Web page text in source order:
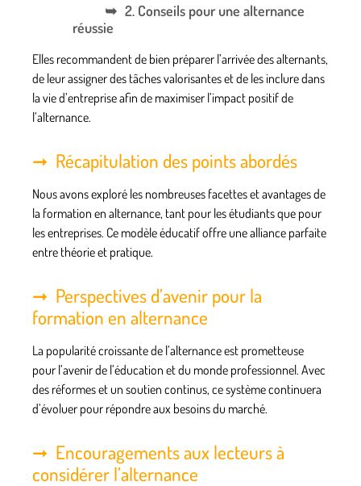
2. Conseils pour une alternance
réussie
Elles recommandent de bien préparer l’arrivée des alternants,
de leur assigner des tâches valorisantes et de les inclure dans
la vie d’entreprise afin de maximiser l’impact positif de
l’alternance.
Récapitulation des points abordés
Nous avons exploré les nombreuses facettes et avantages de
la formation en alternance, tant pour les étudiants que pour
les entreprises. Ce modèle éducatif offre une alliance parfaite
entre théorie et pratique.
Perspectives d’avenir pour la
formation en alternance
La popularité croissante de l’alternance est prometteuse
pour l’avenir de l’éducation et du monde professionnel. Avec
des réformes et un soutien continus, ce système continuera
d’évoluer pour répondre aux besoins du marché.
Encouragements aux lecteurs à
considérer l’alternance